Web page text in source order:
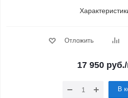
Отложить
17 950руб.
В